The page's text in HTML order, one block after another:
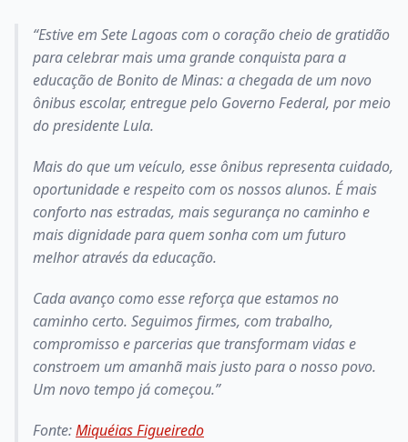
“Estive em Sete Lagoas com o coração cheio de gratidão
para celebrar mais uma grande conquista para a
educação de Bonito de Minas: a chegada de um novo
ônibus escolar, entregue pelo Governo Federal, por meio
do presidente Lula.
Mais do que um veículo, esse ônibus representa cuidado,
oportunidade e respeito com os nossos alunos. É mais
conforto nas estradas, mais segurança no caminho e
mais dignidade para quem sonha com um futuro
melhor através da educação.
Cada avanço como esse reforça que estamos no
caminho certo. Seguimos firmes, com trabalho,
compromisso e parcerias que transformam vidas e
constroem um amanhã mais justo para o nosso povo.
Um novo tempo já começou.”
Fonte:Miquéias Figueiredo